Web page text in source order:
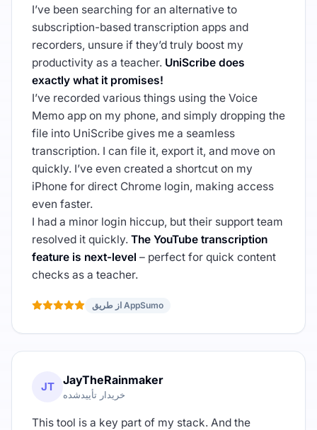
I’ve been searching for an alternative to
subscription-based transcription apps and
recorders, unsure if they’d truly boost my
productivity as a teacher. UniScribe does
exactly what it promises!
I’ve recorded various things using the Voice
Memo app on my phone, and simply dropping the
file into UniScribe gives me a seamless
transcription. I can file it, export it, and move on
quickly. I’ve even created a shortcut on my
iPhone for direct Chrome login, making access
even faster.
I had a minor login hiccup, but their support team
resolved it quickly. The YouTube transcription
feature is next-level – perfect for quick content
checks as a teacher.
از طریق AppSumo
JT JayTheRainmaker
خریدار تأییدشده
This tool is a key part of my stack. And the